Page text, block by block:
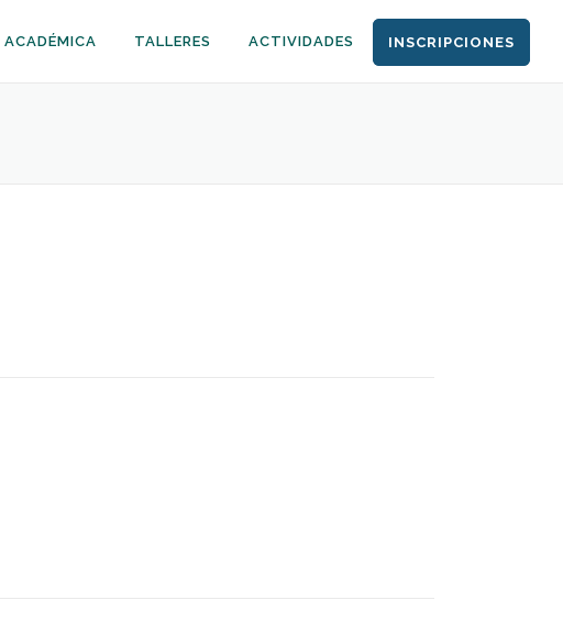
ACADÉMICA TALLERES ACTIVIDADES INSCRIPCIONES